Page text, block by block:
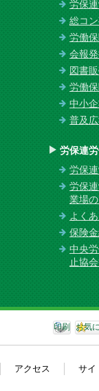
労保
総コ
労働
会報
図書
労働
中小
普及
労保連
労保
労保
業場
よく
保険
中央
止協
印刷 お気
アクセス サイ